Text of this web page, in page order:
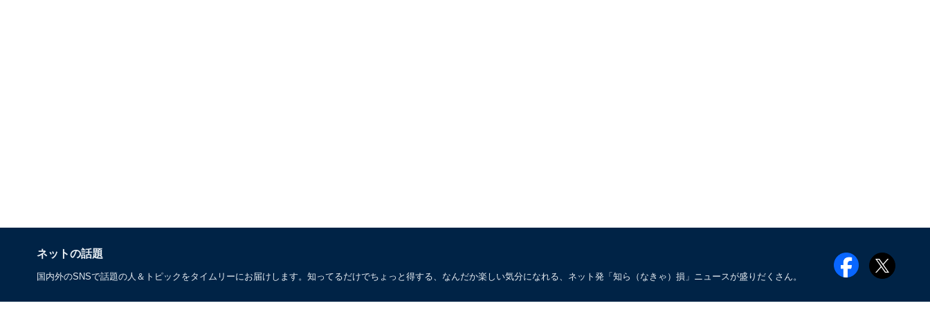
ネットの話題
国内外のSNSで話題の人＆トピックをタイムリーにお届けします。知ってるだけでちょっと得する、なんだか楽しい気分になれる、ネット発「知ら（なきゃ）損」ニュースが盛りだくさん。